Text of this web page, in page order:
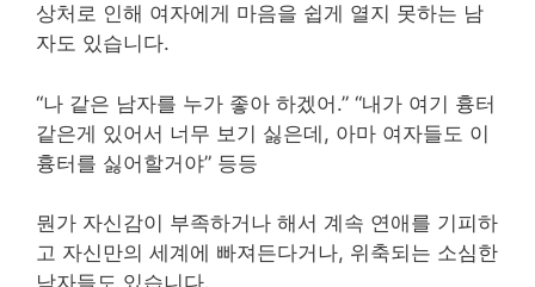
상처로 인해 여자에게 마음을 쉽게 열지 못하는 남
자도 있습니다.
“나 같은 남자를 누가 좋아 하겠어.” “내가 여기 흉터
같은게 있어서 너무 보기 싫은데, 아마 여자들도 이
흉터를 싫어할거야” 등등
뭔가 자신감이 부족하거나 해서 계속 연애를 기피하
고 자신만의 세계에 빠져든다거나, 위축되는 소심한